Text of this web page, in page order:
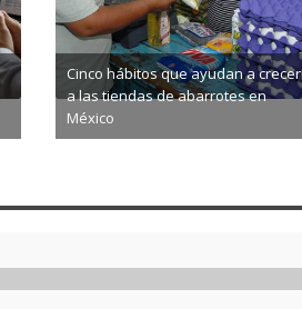
Cinco hábitos que ayudan a crecer
a las tiendas de abarrotes en
México